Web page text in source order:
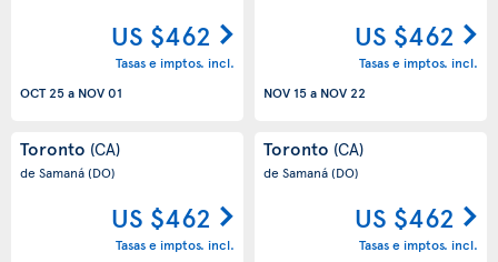
US $462
Tasas e imptos. incl.
OCT 25a NOV 01
US $462
Tasas e imptos. incl.
NOV 15a NOV 22
Toronto (CA)
de Samaná(DO)
US $462
Tasas e imptos. incl.
Toronto (CA)
de Samaná(DO)
US $462
Tasas e imptos. incl.